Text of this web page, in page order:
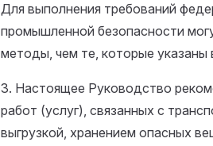
Для выполнения требований
промышленной безопасности
методы, чем те, которые
3. Настоящее Руководство
работ (услуг), связанных с
выгрузкой, хранением опасных